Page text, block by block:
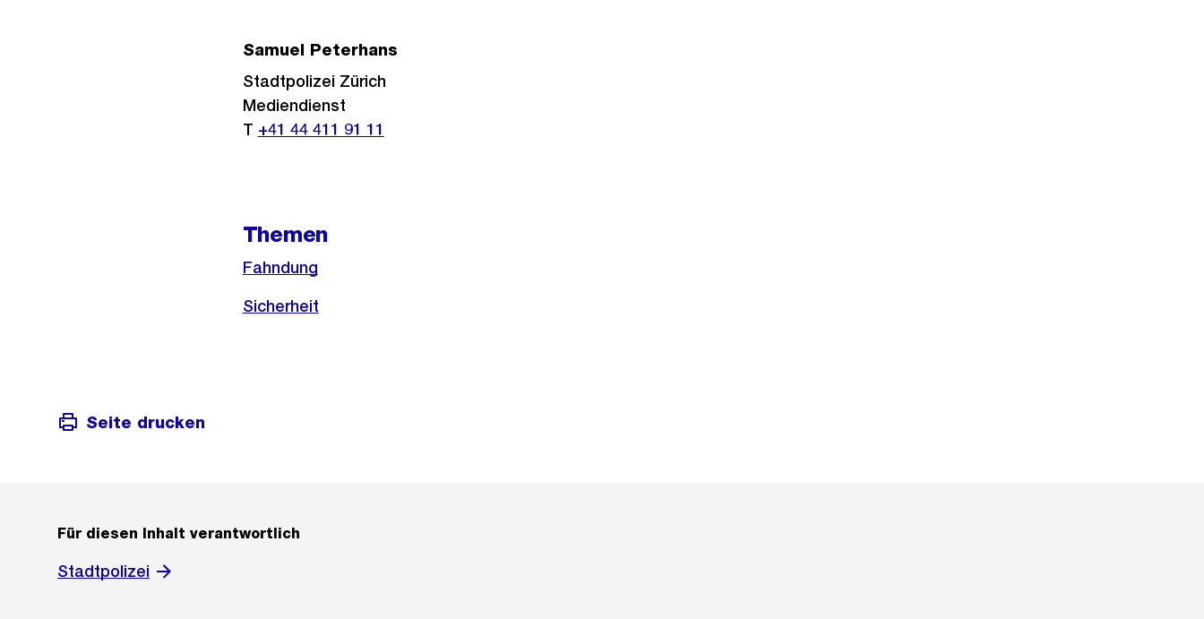
Samuel Peterhans
Stadtpolizei Zürich
Mediendienst
T +41 44 411 91 11
Themen
Fahndung
Sicherheit
Seite drucken
Für diesen Inhalt verantwortlich
Stadtpolizei